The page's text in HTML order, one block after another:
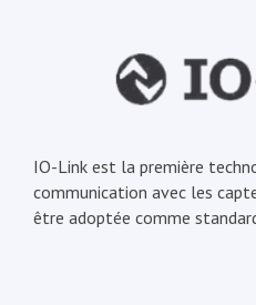
IO-Link est la première
communication avec les
être adoptée comme